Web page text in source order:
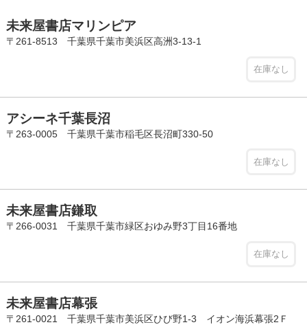
未来屋書店マリンピア
〒261-8513 千葉県千葉市美浜区高洲3-13-1
在庫なし
アシーネ千葉長沼
〒263-0005 千葉県千葉市稲毛区長沼町330-50
在庫なし
未来屋書店鎌取
〒266-0031 千葉県千葉市緑区おゆみ野3丁目16番地
在庫なし
未来屋書店幕張
〒261-0021 千葉県千葉市美浜区ひび野1-3 イオン海浜幕張2Ｆ